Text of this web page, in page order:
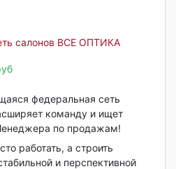
салонов ВСЕ ОПТИКА
федеральная сеть
команду и ищет
по продажам!
работать, а строить
и перспективной